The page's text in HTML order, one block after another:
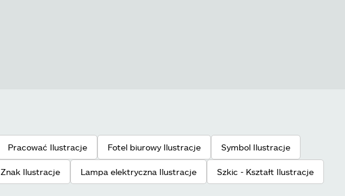
Pracować Ilustracje Fotel biurowy Ilustracje Symbol Ilustracje
Znak Ilustracje Lampa elektryczna Ilustracje Szkic - Kształt Ilustracje